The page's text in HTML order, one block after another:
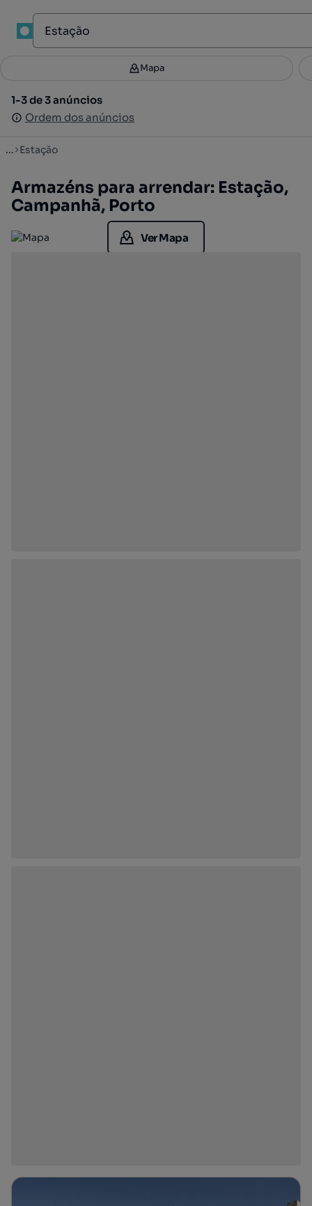
Filtros 3
1-3 de 3 anúncios
Ordem dos anúncios
Mapa
1-3 de 3 anúncios
Ordem dos anúncios
... Estação
Armazéns para arrendar: Estação,
Campanhã, Porto
Ver Mapa